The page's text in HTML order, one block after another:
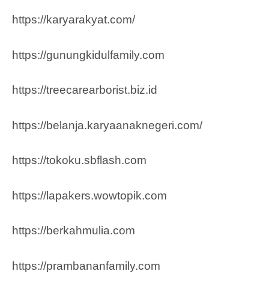
https://karyarakyat.com/
https://gunungkidulfamily.com
https://treecarearborist.biz.id
https://belanja.karyaanaknegeri.com/
https://tokoku.sbflash.com
https://lapakers.wowtopik.com
https://berkahmulia.com
https://prambananfamily.com